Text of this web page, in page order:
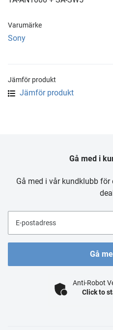
Varumärke
Sony
Jämför produkt
Jämför produkt
Gå med i
Gå med i vår kundklubb
E-postadress
Gå
Anti-Robot
Click to